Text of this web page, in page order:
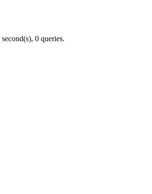
0 queries.